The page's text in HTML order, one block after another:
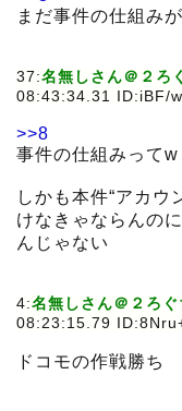
まだ事件の仕組み
37:名無しさん＠２ろ
08:43:34.31 ID:iBF/
>>8
事件の仕組みってw
しかも本件“アカウ
けなきゃならんの
んじゃない
4:名無しさん＠２ろぐ
08:23:15.79
ドコモの作戦勝ち